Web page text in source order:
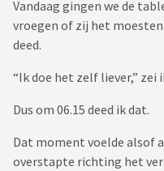
Vandaag gingen we de
vroegen of zij het
deed.
“Ik doe het zelf liever,” zei
Dus om 06.15 deed ik dat.
Dat moment voelde alsof
overstapte richting het